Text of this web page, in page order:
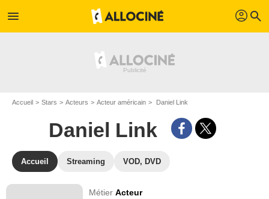
menu profil search
Accueil Stars Acteurs Acteur américain Daniel Link
Daniel Link
Accueil Streaming VOD, DVD
MétierActeur